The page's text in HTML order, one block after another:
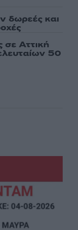
δωρεές και
σε Αττική
50